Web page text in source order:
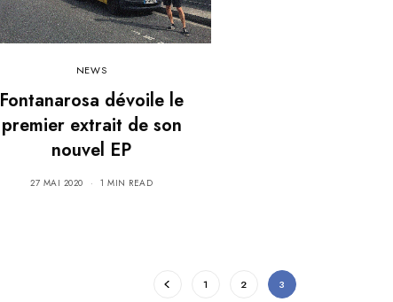
NEWS
Fontanarosa dévoile le
premier extrait de son
nouvel EP
27 MAI 2020 1 MIN READ
1 2 3